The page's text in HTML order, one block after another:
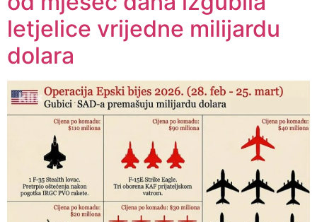
letjelice vrijedne milijardu
dolara